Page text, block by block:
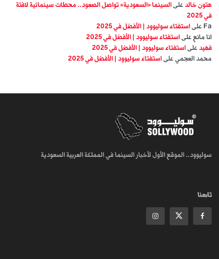
هتون خالد على السينما «السعودية» تواصل الصعود.. محطات سينمائية لافتة
في 2025
Fa على استفتاء سوليوود | الأفضل في 2025
انا مانع على استفتاء سوليوود | الأفضل في 2025
فهيد على استفتاء سوليوود | الأفضل في 2025
محمد العجمي على استفتاء سوليوود | الأفضل في 2025
سوليوود.. الموقع الأول لأخبار السينما في المملكة العربية السعودية
تابعنا